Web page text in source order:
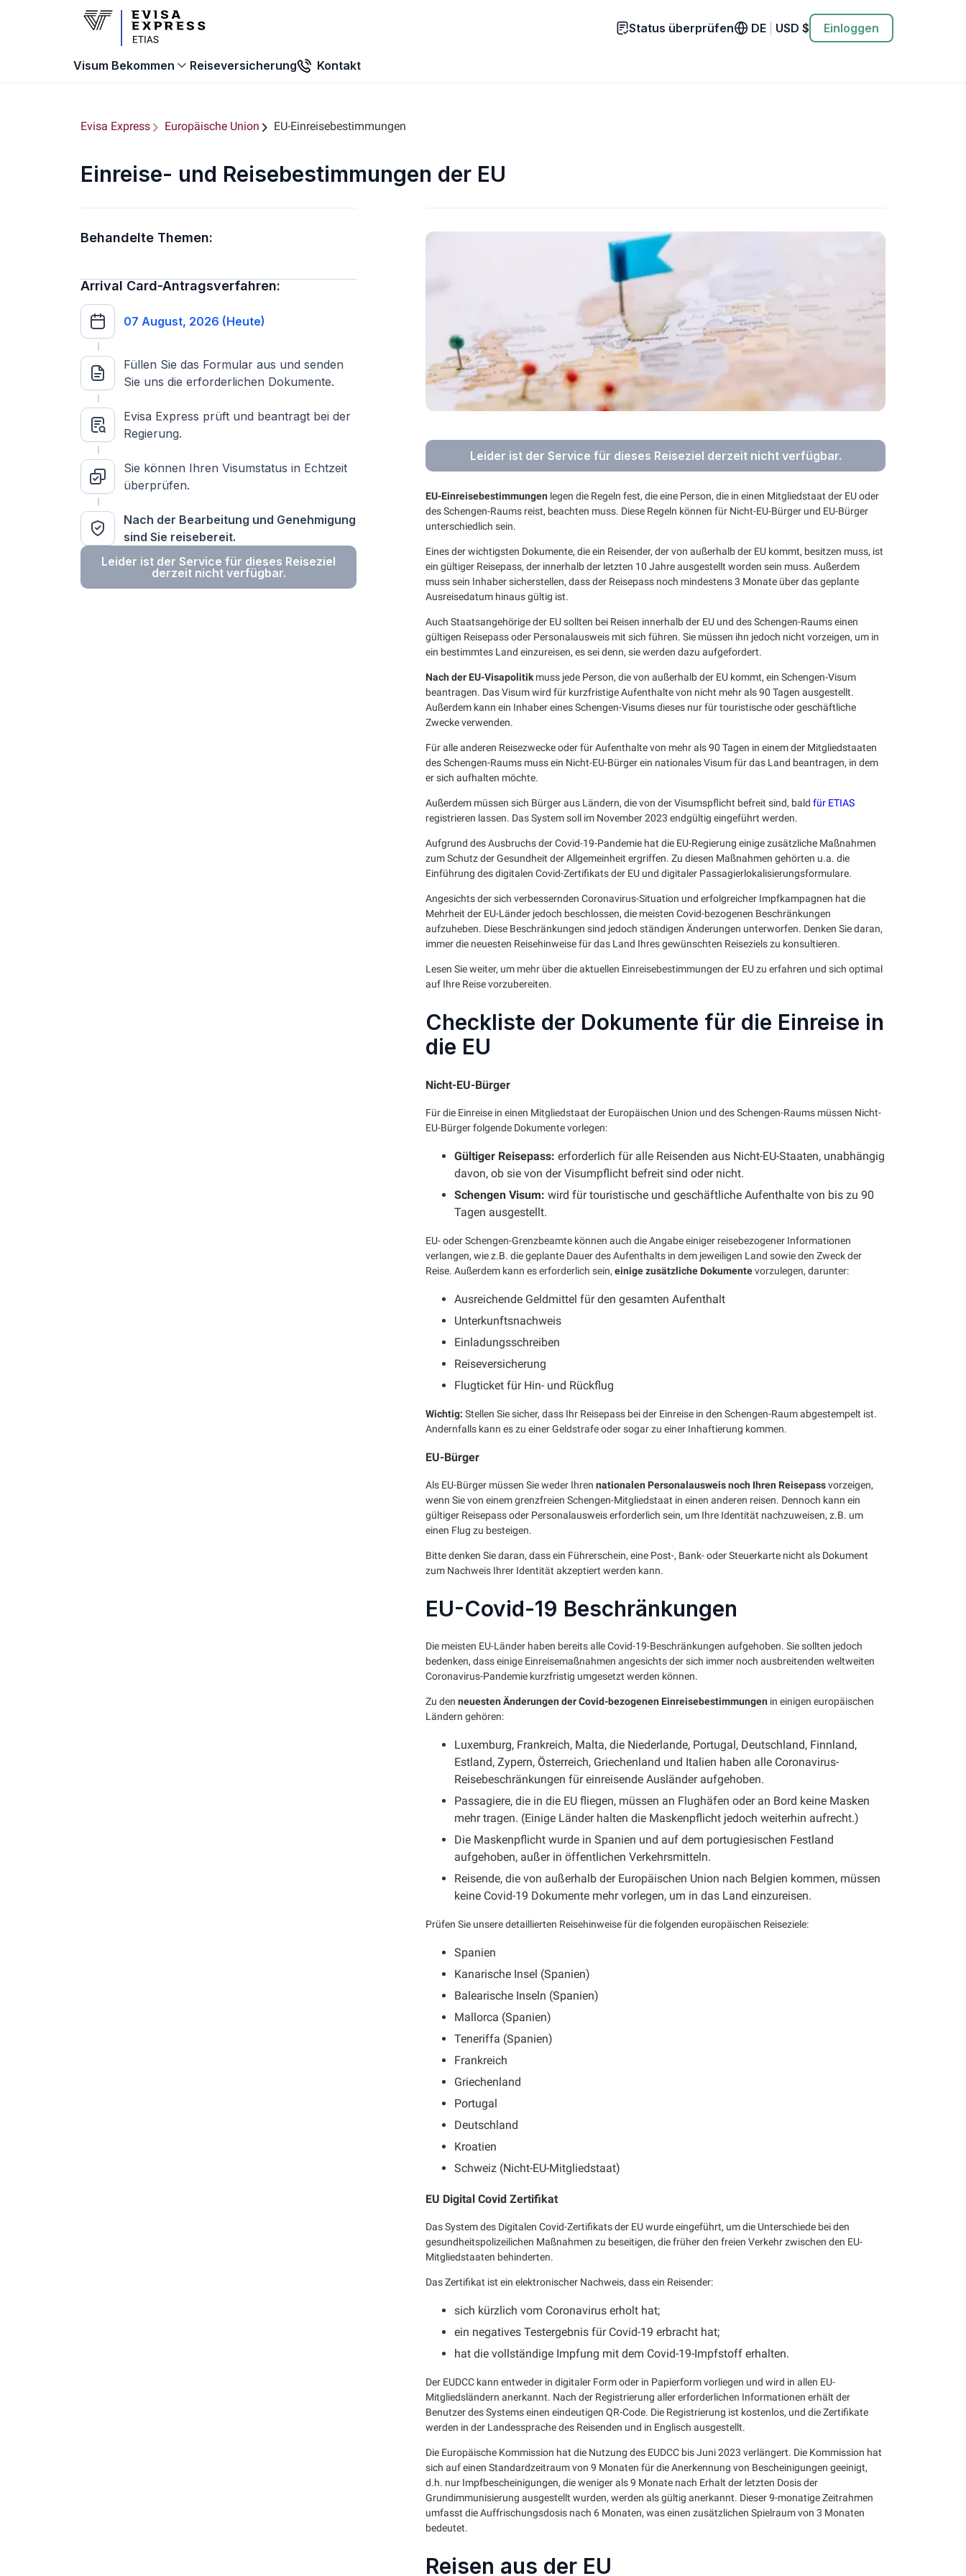
Status überprüfen DE USD $ Einloggen
Visum Bekommen Reiseversicherung Kontakt
Evisa Express Europäische Union EU-Einreisebestimmungen
Einreise- und Reisebestimmungen der EU
Behandelte Themen:
Arrival Card-Antragsverfahren:
07 August, 2026 (Heute)
Füllen Sie das Formular aus und senden
Sie uns die erforderlichen Dokumente.
Evisa Express prüft und beantragt bei der
Regierung.
Sie können Ihren Visumstatus in Echtzeit
überprüfen.
Nach der Bearbeitung und Genehmigung
sind Sie reisebereit.
Leider ist der Service für dieses Reiseziel
derzeit nicht verfügbar.
Leider ist der Service für dieses Reiseziel derzeit nicht verfügbar.
EU-Einreisebestimmungen legen die Regeln fest, die eine Person, die in einen Mitgliedstaat der EU oder
des Schengen-Raums reist, beachten muss. Diese Regeln können für Nicht-EU-Bürger und EU-Bürger
unterschiedlich sein.
Eines der wichtigsten Dokumente, die ein Reisender, der von außerhalb der EU kommt, besitzen muss, ist
ein gültiger Reisepass, der innerhalb der letzten 10 Jahre ausgestellt worden sein muss. Außerdem
muss sein Inhaber sicherstellen, dass der Reisepass noch mindestens 3 Monate über das geplante
Ausreisedatum hinaus gültig ist.
Auch Staatsangehörige der EU sollten bei Reisen innerhalb der EU und des Schengen-Raums einen
gültigen Reisepass oder Personalausweis mit sich führen. Sie müssen ihn jedoch nicht vorzeigen, um in
ein bestimmtes Land einzureisen, es sei denn, sie werden dazu aufgefordert.
Nach der EU-Visapolitik muss jede Person, die von außerhalb der EU kommt, ein Schengen-Visum
beantragen. Das Visum wird für kurzfristige Aufenthalte von nicht mehr als 90 Tagen ausgestellt.
Außerdem kann ein Inhaber eines Schengen-Visums dieses nur für touristische oder geschäftliche
Zwecke verwenden.
Für alle anderen Reisezwecke oder für Aufenthalte von mehr als 90 Tagen in einem der Mitgliedstaaten
des Schengen-Raums muss ein Nicht-EU-Bürger ein nationales Visum für das Land beantragen, in dem
er sich aufhalten möchte.
Außerdem müssen sich Bürger aus Ländern, die von der Visumspflicht befreit sind, bald für ETIAS
registrieren lassen. Das System soll im November 2023 endgültig eingeführt werden.
Aufgrund des Ausbruchs der Covid-19-Pandemie hat die EU-Regierung einige zusätzliche Maßnahmen
zum Schutz der Gesundheit der Allgemeinheit ergriffen. Zu diesen Maßnahmen gehörten u.a. die
Einführung des digitalen Covid-Zertifikats der EU und digitaler Passagierlokalisierungsformulare.
Angesichts der sich verbessernden Coronavirus-Situation und erfolgreicher Impfkampagnen hat die
Mehrheit der EU-Länder jedoch beschlossen, die meisten Covid-bezogenen Beschränkungen
aufzuheben. Diese Beschränkungen sind jedoch ständigen Änderungen unterworfen. Denken Sie daran,
immer die neuesten Reisehinweise für das Land Ihres gewünschten Reiseziels zu konsultieren.
Lesen Sie weiter, um mehr über die aktuellen Einreisebestimmungen der EU zu erfahren und sich optimal
auf Ihre Reise vorzubereiten.
Checkliste der Dokumente für die Einreise in
die EU
Nicht-EU-Bürger
Für die Einreise in einen Mitgliedstaat der Europäischen Union und des Schengen-Raums müssen Nicht-
EU-Bürger folgende Dokumente vorlegen:
Gültiger Reisepass: erforderlich für alle Reisenden aus Nicht-EU-Staaten, unabhängig
davon, ob sie von der Visumpflicht befreit sind oder nicht.
Schengen Visum: wird für touristische und geschäftliche Aufenthalte von bis zu 90
Tagen ausgestellt.
EU- oder Schengen-Grenzbeamte können auch die Angabe einiger reisebezogener Informationen
verlangen, wie z.B. die geplante Dauer des Aufenthalts in dem jeweiligen Land sowie den Zweck der
Reise. Außerdem kann es erforderlich sein, einige zusätzliche Dokumentevorzulegen, darunter:
Ausreichende Geldmittel für den gesamten Aufenthalt
Unterkunftsnachweis
Einladungsschreiben
Reiseversicherung
Flugticket für Hin- und Rückflug
Wichtig: Stellen Sie sicher, dass Ihr Reisepass bei der Einreise in den Schengen-Raum abgestempelt ist.
Andernfalls kann es zu einer Geldstrafe oder sogar zu einer Inhaftierung kommen.
EU-Bürger
Als EU-Bürger müssen Sie weder Ihren nationalen Personalausweis noch Ihren Reisepassvorzeigen,
wenn Sie von einem grenzfreien Schengen-Mitgliedstaat in einen anderen reisen. Dennoch kann ein
gültiger Reisepass oder Personalausweis erforderlich sein, um Ihre Identität nachzuweisen, z.B. um
einen Flug zu besteigen.
Bitte denken Sie daran, dass ein Führerschein, eine Post-, Bank- oder Steuerkarte nicht als Dokument
zum Nachweis Ihrer Identität akzeptiert werden kann.
EU-Covid-19 Beschränkungen
Die meisten EU-Länder haben bereits alle Covid-19-Beschränkungen aufgehoben. Sie sollten jedoch
bedenken, dass einige Einreisemaßnahmen angesichts der sich immer noch ausbreitenden weltweiten
Coronavirus-Pandemie kurzfristig umgesetzt werden können.
Zu den neuesten Änderungen der Covid-bezogenen Einreisebestimmungen in einigen europäischen
Ländern gehören:
Luxemburg, Frankreich, Malta, die Niederlande, Portugal, Deutschland, Finnland,
Estland, Zypern, Österreich, Griechenland und Italien haben alle Coronavirus-
Reisebeschränkungen für einreisende Ausländer aufgehoben.
Passagiere, die in die EU fliegen, müssen an Flughäfen oder an Bord keine Masken
mehr tragen. (Einige Länder halten die Maskenpflicht jedoch weiterhin aufrecht.)
Die Maskenpflicht wurde in Spanien und auf dem portugiesischen Festland
aufgehoben, außer in öffentlichen Verkehrsmitteln.
Reisende, die von außerhalb der Europäischen Union nach Belgien kommen, müssen
keine Covid-19 Dokumente mehr vorlegen, um in das Land einzureisen.
Prüfen Sie unsere detaillierten Reisehinweise für die folgenden europäischen Reiseziele:
Spanien
Kanarische Insel (Spanien)
Balearische Inseln (Spanien)
Mallorca (Spanien)
Teneriffa (Spanien)
Frankreich
Griechenland
Portugal
Deutschland
Kroatien
Schweiz (Nicht-EU-Mitgliedstaat)
EU Digital Covid Zertifikat
Das System des Digitalen Covid-Zertifikats der EU wurde eingeführt, um die Unterschiede bei den
gesundheitspolizeilichen Maßnahmen zu beseitigen, die früher den freien Verkehr zwischen den EU-
Mitgliedstaaten behinderten.
Das Zertifikat ist ein elektronischer Nachweis, dass ein Reisender:
sich kürzlich vom Coronavirus erholt hat;
ein negatives Testergebnis für Covid-19 erbracht hat;
hat die vollständige Impfung mit dem Covid-19-Impfstoff erhalten.
Der EUDCC kann entweder in digitaler Form oder in Papierform vorliegen und wird in allen EU-
Mitgliedsländern anerkannt. Nach der Registrierung aller erforderlichen Informationen erhält der
Benutzer des Systems einen eindeutigen QR-Code. Die Registrierung ist kostenlos, und die Zertifikate
werden in der Landessprache des Reisenden und in Englisch ausgestellt.
Die Europäische Kommission hat die Nutzung des EUDCC bis Juni 2023 verlängert. Die Kommission hat
sich auf einen Standardzeitraum von 9 Monaten für die Anerkennung von Bescheinigungen geeinigt,
d.h. nur Impfbescheinigungen, die weniger als 9 Monate nach Erhalt der letzten Dosis der
Grundimmunisierung ausgestellt wurden, werden als gültig anerkannt. Dieser 9-monatige Zeitrahmen
umfasst die Auffrischungsdosis nach 6 Monaten, was einen zusätzlichen Spielraum von 3 Monaten
bedeutet.
Reisen aus der EU